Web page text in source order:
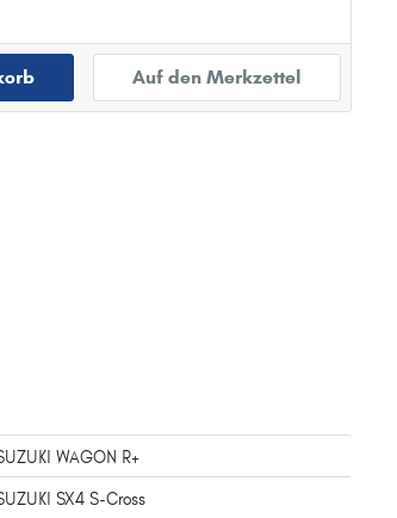
Auf den Merkzettel
WAGON R+
SX4 S-Cross